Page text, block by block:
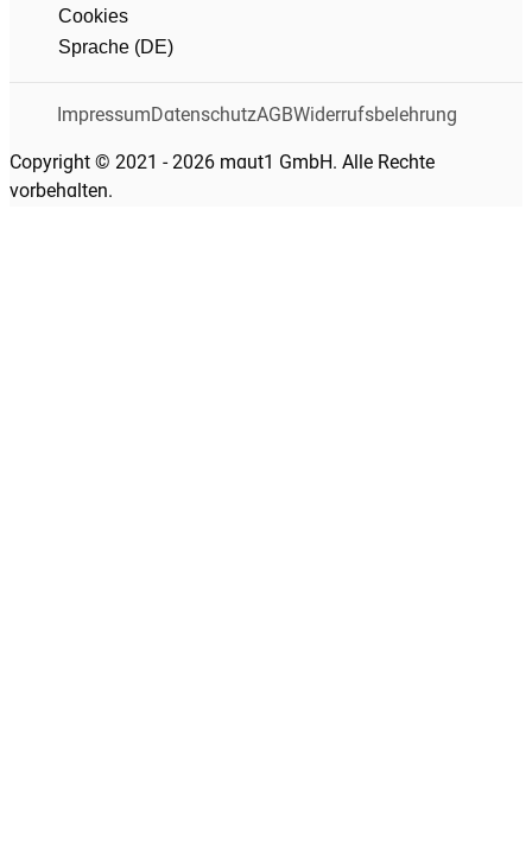
Cookies
Sprache (DE)
Copyright © 2021 - 2026 maut1 GmbH. Alle Rechte
vorbehalten.
ImpressumDatenschutzAGBWiderrufsbelehrung